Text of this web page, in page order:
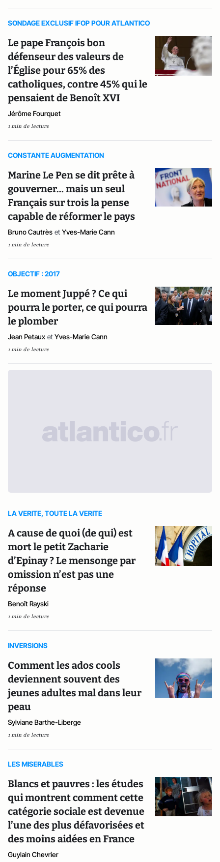
SONDAGE EXCLUSIF IFOP POUR ATLANTICO
Le pape François bon
défenseur des valeurs de
l’Église pour 65% des
catholiques, contre 45% qui le
pensaient de Benoît XVI
Jérôme Fourquet
1 min de lecture
CONSTANTE AUGMENTATION
Marine Le Pen se dit prête à
gouverner... mais un seul
Français sur trois la pense
capable de réformer le pays
Bruno Cautrès et Yves-Marie Cann
1 min de lecture
OBJECTIF : 2017
Le moment Juppé ? Ce qui
pourra le porter, ce qui pourra
le plomber
Jean Petaux et Yves-Marie Cann
1 min de lecture
LA VERITE, TOUTE LA VERITE
A cause de quoi (de qui) est
mort le petit Zacharie
d’Epinay ? Le mensonge par
omission n’est pas une
réponse
Benoît Rayski
1 min de lecture
INVERSIONS
Comment les ados cools
deviennent souvent des
jeunes adultes mal dans leur
peau
Sylviane Barthe-Liberge
1 min de lecture
LES MISERABLES
Blancs et pauvres : les études
qui montrent comment cette
catégorie sociale est devenue
l’une des plus défavorisées et
des moins aidées en France
Guylain Chevrier